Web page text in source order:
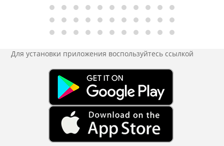
Для установки приложения воспользуйтесь ссылкой